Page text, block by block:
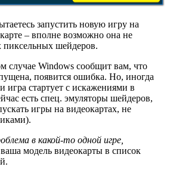
запустить новую игру на
– вполне возможно она не
шейдеров.
случае Windows сообщит вам, что
появится ошибка. Но, иногда
игра стартует с искажениями в
есть спец. эмуляторы шейдеров,
игры на видеокартах, не
в какой-то одной игре,
модель видеокарты в список